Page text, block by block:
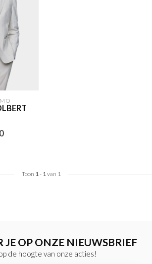
Toon 1- 1van 1
JE OP ONZE NIEUWSBRIEF
de hoogte van onze acties!